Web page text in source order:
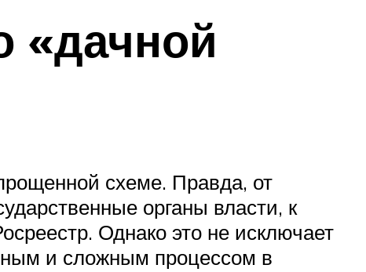
«дачной
схеме. Правда, от
органы власти, к
Однако это не исключает
и сложным процессом в